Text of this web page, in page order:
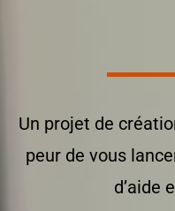
Un projet de
peur de vous
d’aide